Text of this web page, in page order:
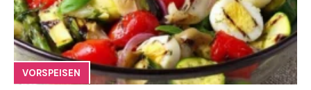
VORSPEISEN